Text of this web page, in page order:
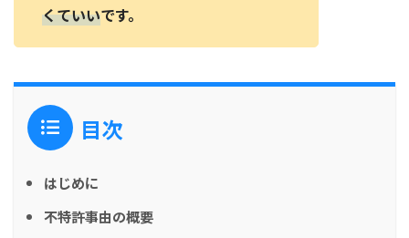
くていいです。
目次
はじめに
不特許事由の概要